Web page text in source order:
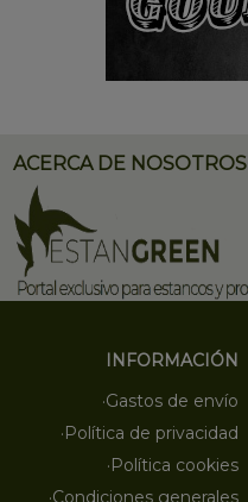
ACERCA DE NOSOTROS
INFORMACIÓN
·Gastos de envío
·Política de privacidad
·Política cookies
·Condiciones generales